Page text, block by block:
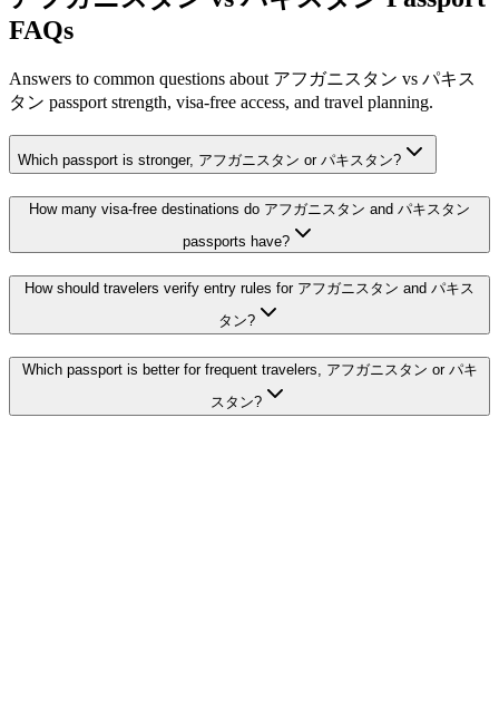
FAQs
Answers to common questions about アフガニスタン vs パキス
タン passport strength, visa-free access, and travel planning.
Which passport is stronger, アフガニスタン or パキスタン?
How many visa-free destinations do アフガニスタン and パキスタン
passports have?
How should travelers verify entry rules for アフガニスタン and パキス
タン?
Which passport is better for frequent travelers, アフガニスタン or パキ
スタン?